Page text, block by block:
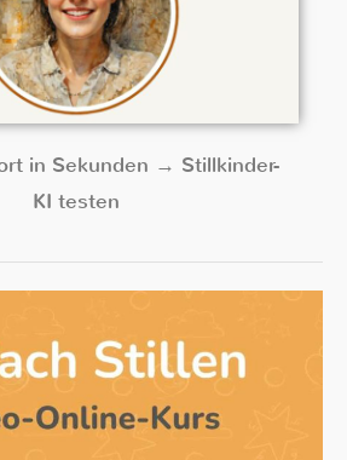
in Sekunden → Stillkinder-
KI testen